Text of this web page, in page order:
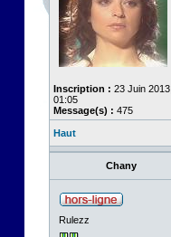
Inscription : 23 Juin 2013,
01:05
Message(s) : 475
Haut
Chany
Rulezz